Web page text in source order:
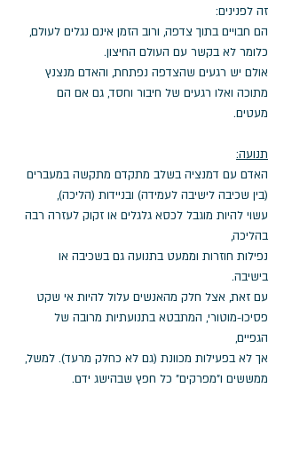
זה לפנינים:
הם חבויים בתוך צדפה, ורוב הזמן אינם נגלים לעולם,
כלומר לא בקשר עם העולם החיצון.
אולם יש רגעים שהצדפה נפתחת, והאדם מנצנץ
מתוכה ואלו רגעים של חיבור וחסד, גם אם הם
מעטים.
תנועה:
האדם עם דמנציה בשלב מתקדם מתקשה במעברים
(בין שכיבה לישיבה לעמידה) ובניידות (הליכה),
עשוי להיות מוגבל לכסא גלגלים או זקוק לעזרה רבה
בהליכה,
נפילות חוזרות וממעט בתנועה גם בשכיבה או
בישיבה.
עם זאת, אצל חלק מהאנשים עלול להיות אי שקט
פסיכו-מוטורי, המתבטא בתנועתיות מרובה של
הגפיים,
אך לא בפעילות מכוונת (גם לא כחלק מרעד). למשל,
ממששים ו"מפרקים" כל חפץ שבהישג ידם.